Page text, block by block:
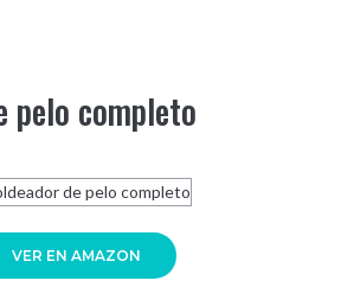
pelo completo
VER EN AMAZON